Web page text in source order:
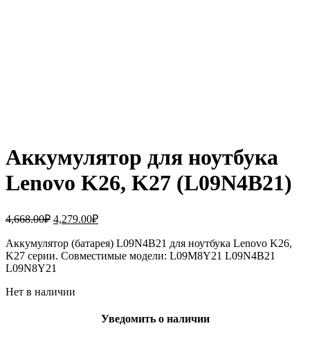
Аккумулятор для ноутбука
Lenovo K26, K27 (L09N4B21)
4,668.00₽ Первоначальная
составляла
4,668.00₽.
4,279.00₽Текущая
4,279.00₽.
Аккумулятор (батарея) L09N4B21 для ноутбука Lenovo K26,
K27 серии. Совместимые модели: L09M8Y21 L09N4B21
L09N8Y21
Нет в наличии
Уведомить о наличии